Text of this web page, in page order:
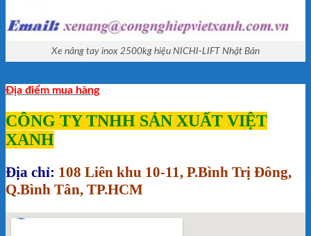
Xe nâng tay inox 2500kg hiệu NICHI-LIFT Nhật Bản
Địa điểm mua hàng
CÔNG TY TNHH SẢN XUẤT VIỆT
XANH
Địa chỉ: 108 Liên khu 10-11, P.Bình Trị Đông,
Q.Bình Tân, TP.HCM